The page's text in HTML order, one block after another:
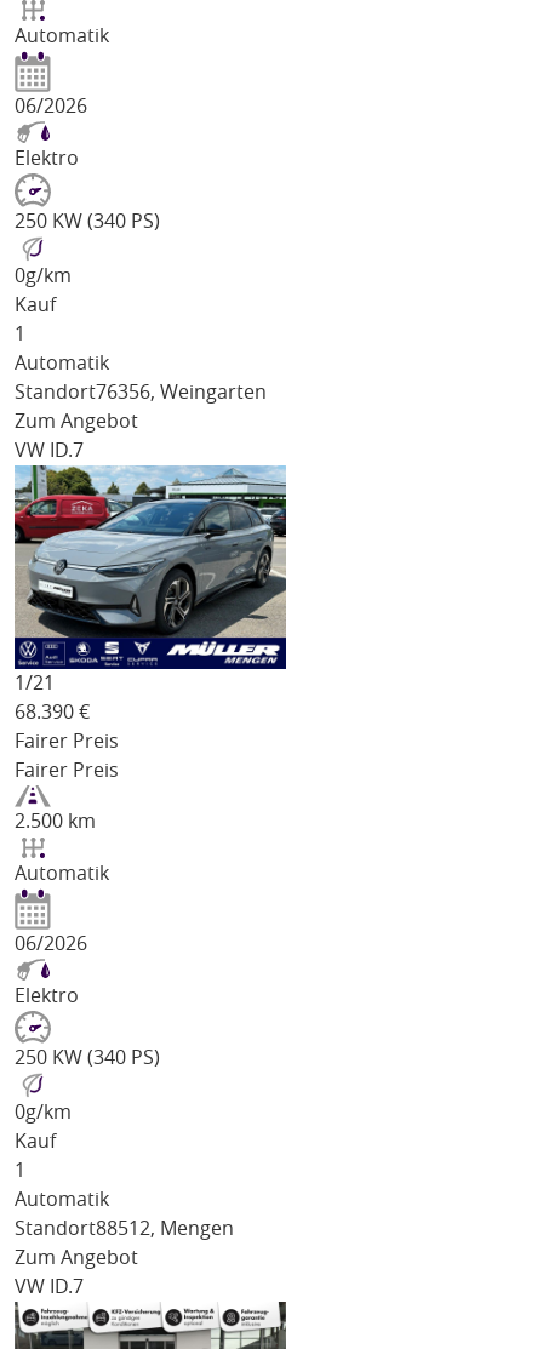
Automatik
06/2026
Elektro
250 KW (340 PS)
0g/km
Kauf
1
Automatik
Standort76356, Weingarten
Zum Angebot
VW ID.7
1/21
68.390 €
Fairer Preis
Fairer Preis
2.500 km
Automatik
06/2026
Elektro
250 KW (340 PS)
0g/km
Kauf
1
Automatik
Standort88512, Mengen
Zum Angebot
VW ID.7